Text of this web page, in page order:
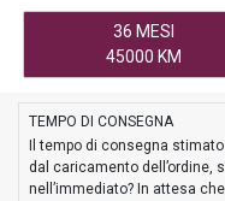
36 MESI
45000 KM
TEMPO DI CONSEGNA
Il tempo di consegna
dal caricamento dell’ordine,
nell’immediato? In attesa